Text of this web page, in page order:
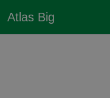
Atlas Big